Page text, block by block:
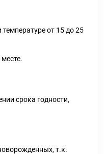
от 15 до 25
срока годности,
т.к.